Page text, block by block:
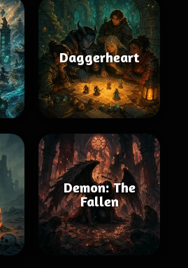
Daggerheart
Demon: The
Fallen